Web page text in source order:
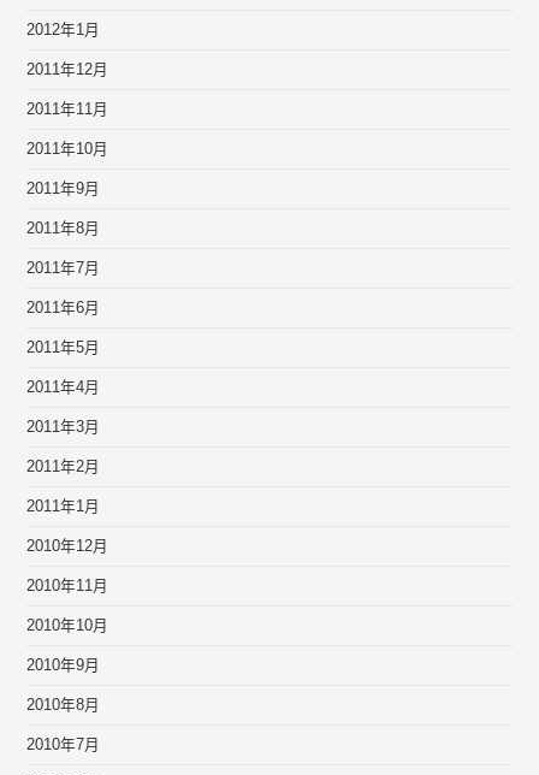
2012年1月
2011年12月
2011年11月
2011年10月
2011年9月
2011年8月
2011年7月
2011年6月
2011年5月
2011年4月
2011年3月
2011年2月
2011年1月
2010年12月
2010年11月
2010年10月
2010年9月
2010年8月
2010年7月